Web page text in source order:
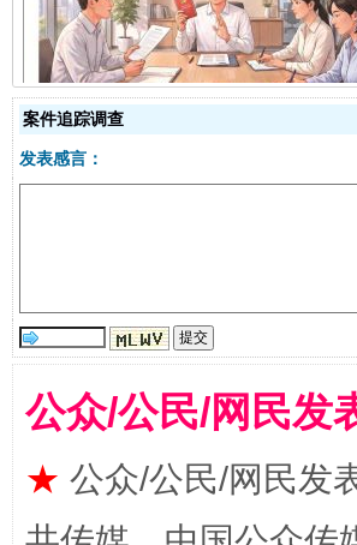
揭开“小金库”的免责幌子
受贿1.44亿！段成刚被判无期
案件追踪调查
发表感言：
公众/公民/网民发
★ 公众/公民/网民发